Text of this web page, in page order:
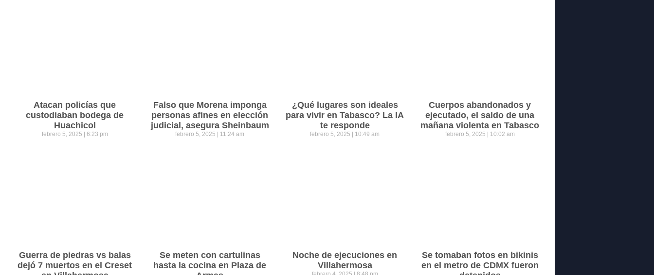
Atacan policías que
custodiaban bodega de
Huachicol
febrero 5, 2025 6:23 pm
Falso que Morena imponga
personas afines en elección
judicial, asegura Sheinbaum
febrero 5, 2025 11:24 am
¿Qué lugares son ideales
para vivir en Tabasco? La IA
te responde
febrero 5, 2025 10:49 am
Cuerpos abandonados y
ejecutado, el saldo de una
mañana violenta en Tabasco
febrero 5, 2025 10:02 am
Guerra de piedras vs balas
dejó 7 muertos en el Creset
Se meten con cartulinas
hasta la cocina en Plaza de
Noche de ejecuciones en
Villahermosa
Se tomaban fotos en bikinis
en el metro de CDMX fueron